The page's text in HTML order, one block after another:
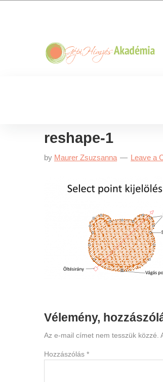
reshape-1
by Maurer Zsuzsanna Leave a
Reader
Interactions
Vélemény,
Az e-mail címet nem tesszük közzé.
Hozzászólás *